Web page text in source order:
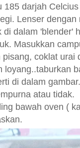
185 darjah
Lenser
di dalam 'blender'
Masukkan
coklat urai
loyang..taburkan
di dalam
atau tidak.
bawah oven (